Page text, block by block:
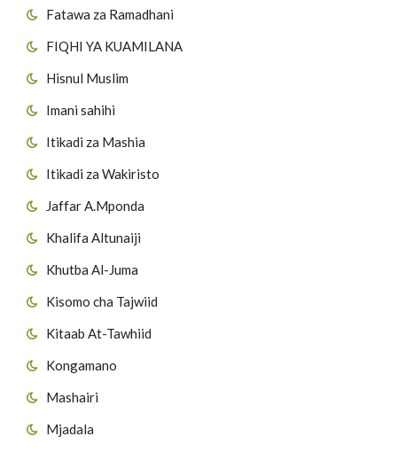
Fatawa za Ramadhani
FIQHI YA KUAMILANA
Hisnul Muslim
Imani sahihi
Itikadi za Mashia
Itikadi za Wakiristo
Jaffar A.Mponda
Khalifa Altunaiji
Khutba Al-Juma
Kisomo cha Tajwiid
Kitaab At-Tawhiid
Kongamano
Mashairi
Mjadala